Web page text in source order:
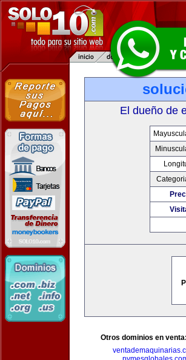
El dueño de
Otros dominios en venta: